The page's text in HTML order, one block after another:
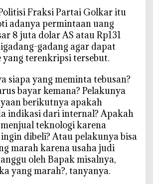
s
P
u
s
a
D
a
t
a
N
a
s
i
o
Fraksi Partai Golkar itu
adanya permintaan uang
8 juta dolar AS atau Rp131
gadang agar dapat
yang terenkripsi tersebut.
siapa yang meminta tebusan?
bayar kemana? Pelakunya
berikutnya apakah
indikasi dari internal? Apakah
teknologi karena
dibeli? Atau pelakunya bisa
marah karena usaha judi
oleh Bapak misalnya,
yang marah?, tanyanya.